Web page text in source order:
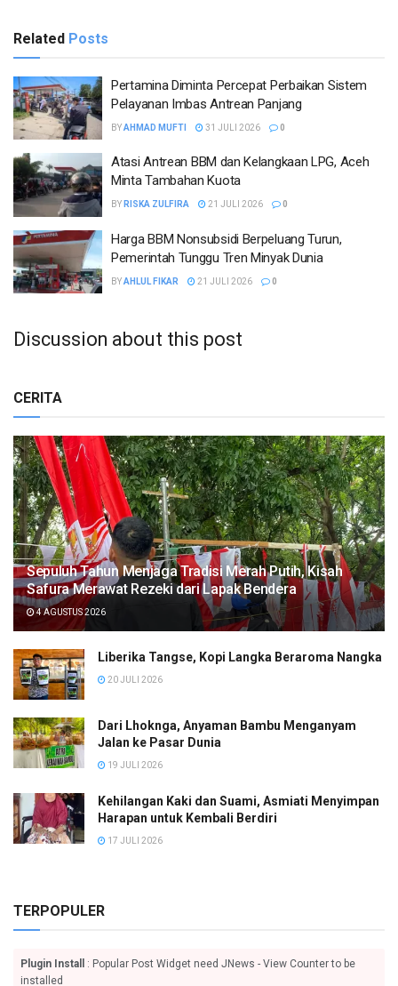
Related Posts
Pertamina Diminta Percepat Perbaikan Sistem
Pelayanan Imbas Antrean Panjang
BYAHMAD MUFTI 31 JULI 2026 0
Atasi Antrean BBM dan Kelangkaan LPG, Aceh
Minta Tambahan Kuota
BY RISKA ZULFIRA 21 JULI 2026 0
Harga BBM Nonsubsidi Berpeluang Turun,
Pemerintah Tunggu Tren Minyak Dunia
BYAHLUL FIKAR 21 JULI 2026 0
Discussion about this post
CERITA
Sepuluh Tahun Menjaga Tradisi Merah Putih, Kisah
Safura Merawat Rezeki dari Lapak Bendera
4 AGUSTUS 2026
Liberika Tangse, Kopi Langka Beraroma Nangka
20 JULI 2026
Dari Lhoknga, Anyaman Bambu Menganyam
Jalan ke Pasar Dunia
19 JULI 2026
Kehilangan Kaki dan Suami, Asmiati Menyimpan
Harapan untuk Kembali Berdiri
17 JULI 2026
TERPOPULER
Plugin Install
: Popular Post Widget need JNews - View Counter to be
installed